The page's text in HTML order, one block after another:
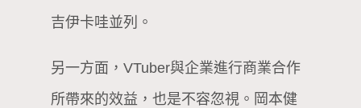
吉伊卡哇並列。
另一方面，VTuber與企業進行商業合作
所帶來的效益，也是不容忽視。岡本健